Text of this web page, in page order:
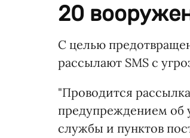
20
С целью
рассылают SMS с
"Проводится
предупреждением об
службы и пунктов